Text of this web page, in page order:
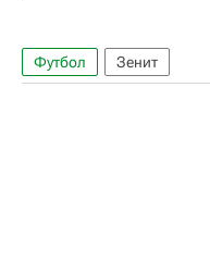
Футбол Зенит